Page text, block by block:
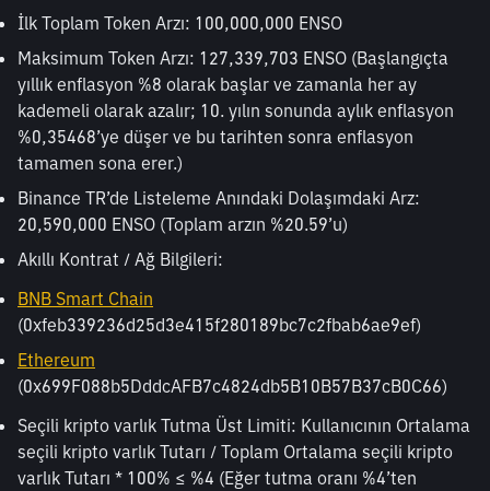
İlk Toplam Token Arzı: 100,000,000 ENSO
Maksimum Token Arzı: 127,339,703 ENSO (Başlangıçta
yıllık enflasyon %8 olarak başlar ve zamanla her ay
kademeli olarak azalır; 10. yılın sonunda aylık enflasyon
%0,35468’ye düşer ve bu tarihten sonra enflasyon
tamamen sona erer.)
Binance TR’de Listeleme Anındaki Dolaşımdaki Arz:
20,590,000 ENSO (Toplam arzın %20.59’u)
Akıllı Kontrat / Ağ Bilgileri:
BNB Smart Chain
(0xfeb339236d25d3e415f280189bc7c2fbab6ae9ef)
Ethereum
(0x699F088b5DddcAFB7c4824db5B10B57B37cB0C66)
Seçili kripto varlık Tutma Üst Limiti: Kullanıcının Ortalama
seçili kripto varlık Tutarı / Toplam Ortalama seçili kripto
varlık Tutarı * 100% ≤ %4 (Eğer tutma oranı %4’ten